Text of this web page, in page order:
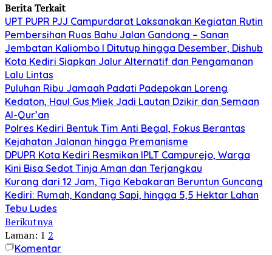
Berita Terkait
UPT PUPR PJJ Campurdarat Laksanakan Kegiatan Rutin
Pembersihan Ruas Bahu Jalan Gandong – Sanan
Jembatan Kaliombo I Ditutup hingga Desember, Dishub
Kota Kediri Siapkan Jalur Alternatif dan Pengamanan
Lalu Lintas
Puluhan Ribu Jamaah Padati Padepokan Loreng
Kedaton, Haul Gus Miek Jadi Lautan Dzikir dan Semaan
Al-Qur’an
Polres Kediri Bentuk Tim Anti Begal, Fokus Berantas
Kejahatan Jalanan hingga Premanisme
DPUPR Kota Kediri Resmikan IPLT Campurejo, Warga
Kini Bisa Sedot Tinja Aman dan Terjangkau
Kurang dari 12 Jam, Tiga Kebakaran Beruntun Guncang
Kediri: Rumah, Kandang Sapi, hingga 5,5 Hektar Lahan
Tebu Ludes
Berikutnya
Laman: 1 2
Komentar